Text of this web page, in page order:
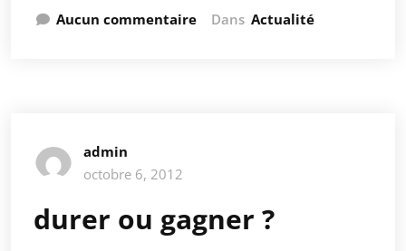
Aucun commentaire Dans Actualité
admin
octobre 6, 2012
durer ou gagner ?